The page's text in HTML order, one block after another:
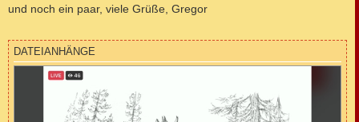
i
t
g
und noch ein paar, viele Grüße, Gregor
DATEIANHÄNGE